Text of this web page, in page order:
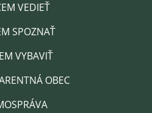
VEDIEŤ
SPOZNAŤ
VYBAVIŤ
OBEC